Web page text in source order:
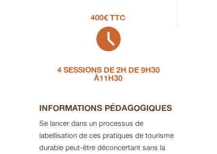
400€ TTC
4 SESSIONS DE 2H DE 9H30
À11H30
INFORMATIONS PÉDAGOGIQUES
Se lancer dans un processus de
labellisation de ces pratiques de tourisme
durable peut-être déconcertant sans la